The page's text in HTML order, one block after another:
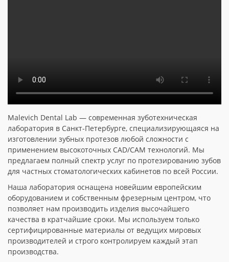
Malevich Dental Lab — современная зуботехническая
лаборатория в Санкт-Петербурге, специализирующаяся на
изготовлении зубных протезов любой сложности с
применением высокоточных CAD/CAM технологий. Мы
предлагаем полный спектр услуг по протезированию зубов
для частных стоматологических кабинетов по всей России.
Наша лаборатория оснащена новейшим европейским
оборудованием и собственным фрезерным центром, что
позволяет нам производить изделия высочайшего
качества в кратчайшие сроки. Мы используем только
сертифицированные материалы от ведущих мировых
производителей и строго контролируем каждый этап
производства.